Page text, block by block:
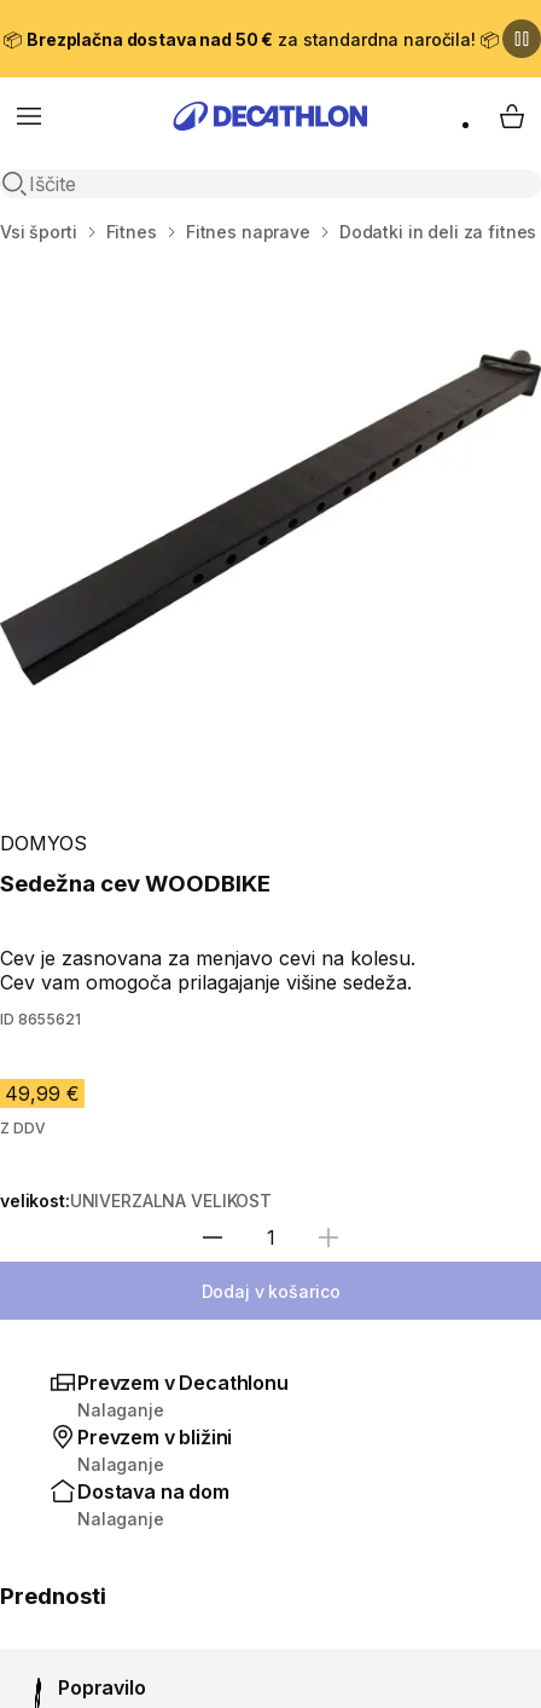
📦 Brezplačna dostava nad 50 € za standardna naročila! 📦
Meni
Odpri iskanje
Domov
Vsi športi Fitnes Fitnes naprave Dodatki in deli za fitnes
DOMYOS
Sedežna cev WOODBIKE
Cev je zasnovana za menjavo cevi na kolesu.
Cev vam omogoča prilagajanje višine sedeža.
ID 8655621
49,99 €
Z DDV
velikost:UNIVERZALNA VELIKOST
Izberite količino
Dodaj v košarico
Prevzem v Decathlonu
Nalaganje
Prevzem v bližini
Nalaganje
Dostava na dom
Nalaganje
Prednosti
Popravilo